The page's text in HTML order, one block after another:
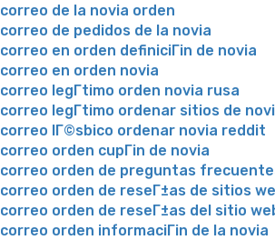
correo de la novia orden
correo de pedidos de la novia
correo en orden definiciГіn de novia
correo en orden novia
correo legГ­timo orden novia rusa
correo legГ­timo ordenar sitios de
correo lГ©sbico ordenar novia reddit
correo orden cupГіn de novia
correo orden de preguntas
correo orden de reseГ±as de sitios
correo orden de reseГ±as del sitio
correo orden informaciГіn de la novia